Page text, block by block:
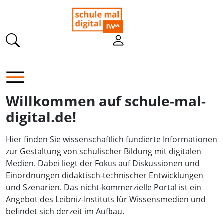
Willkommen auf schule-mal-
digital.de!
Hier finden Sie wissenschaftlich fundierte Informationen
zur Gestaltung von schulischer Bildung mit digitalen
Medien. Dabei liegt der Fokus auf Diskussionen und
Einordnungen didaktisch-technischer Entwicklungen
und Szenarien. Das nicht-kommerzielle Portal ist ein
Angebot des Leibniz-Instituts für Wissensmedien und
befindet sich derzeit im Aufbau.